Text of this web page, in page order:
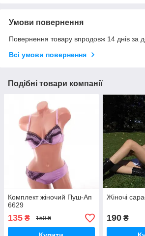
Умови повернення
Повернення товару впродовж 14 днів за
Всі умови повернення
Подібні товари компанії
Комплект жіночий Пуш-Ап
6629
135 ₴ 150 ₴
Жіночі
190₴